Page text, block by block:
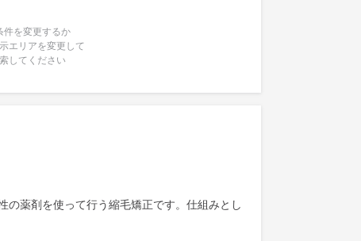
件を変更するか
エリアを変更して
してください
の薬剤を使って行う縮毛矯正です。仕組みとし